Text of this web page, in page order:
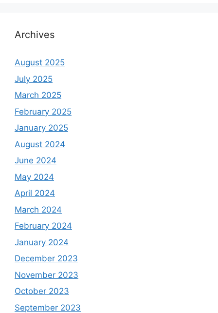
Archives
August 2025
July 2025
March 2025
February 2025
January 2025
August 2024
June 2024
May 2024
April 2024
March 2024
February 2024
January 2024
December 2023
November 2023
October 2023
September 2023